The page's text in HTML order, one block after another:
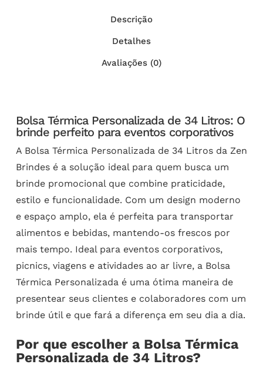
Descrição
Detalhes
Avaliações (0)
Bolsa Térmica Personalizada de 34 Litros: O
brinde perfeito para eventos corporativos
A Bolsa Térmica Personalizada de 34 Litros da Zen
Brindes é a solução ideal para quem busca um
brinde promocional que combine praticidade,
estilo e funcionalidade. Com um design moderno
e espaço amplo, ela é perfeita para transportar
alimentos e bebidas, mantendo-os frescos por
mais tempo. Ideal para eventos corporativos,
picnics, viagens e atividades ao ar livre, a Bolsa
Térmica Personalizada é uma ótima maneira de
presentear seus clientes e colaboradores com um
brinde útil e que fará a diferença em seu dia a dia.
Por que escolher a Bolsa Térmica
Personalizada de 34 Litros?